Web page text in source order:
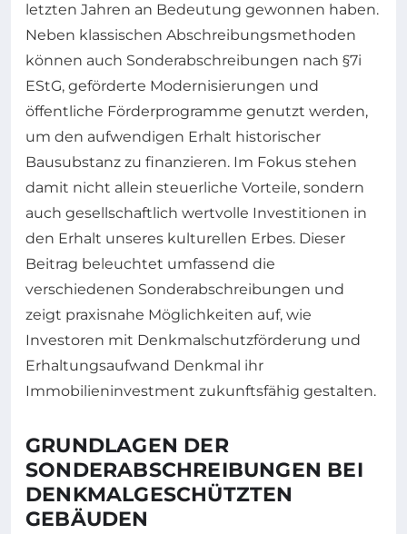
letzten Jahren an Bedeutung gewonnen haben.
Neben klassischen Abschreibungsmethoden
können auch Sonderabschreibungen nach §7i
EStG, geförderte Modernisierungen und
öffentliche Förderprogramme genutzt werden,
um den aufwendigen Erhalt historischer
Bausubstanz zu finanzieren. Im Fokus stehen
damit nicht allein steuerliche Vorteile, sondern
auch gesellschaftlich wertvolle Investitionen in
den Erhalt unseres kulturellen Erbes. Dieser
Beitrag beleuchtet umfassend die
verschiedenen Sonderabschreibungen und
zeigt praxisnahe Möglichkeiten auf, wie
Investoren mit Denkmalschutzförderung und
Erhaltungsaufwand Denkmal ihr
Immobilieninvestment zukunftsfähig gestalten.
GRUNDLAGEN DER
SONDERABSCHREIBUNGEN BEI
DENKMALGESCHÜTZTEN
GEBÄUDEN